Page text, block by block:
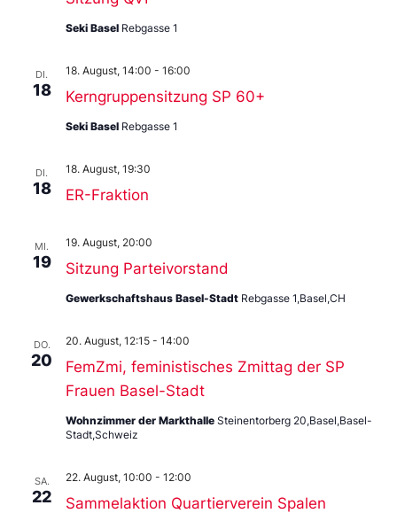
Seki Basel Rebgasse 1
DI.
18 Kerngruppensitzung SP 60+
18. August, 14:00 - 16:00
Seki Basel Rebgasse 1
DI.
18 ER-Fraktion
18. August, 19:30
MI.
19 Sitzung Parteivorstand
19. August, 20:00
Gewerkschaftshaus Basel-Stadt Rebgasse 1,Basel,CH
DO.
20
FemZmi, feministisches Zmittag der SP
Frauen Basel-Stadt
20. August, 12:15 - 14:00
Wohnzimmer der Markthalle Steinentorberg 20,Basel,Basel-
Stadt,Schweiz
SA.
22 Sammelaktion Quartierverein Spalen
22. August, 10:00 - 12:00